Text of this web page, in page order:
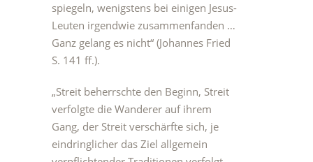
spiegeln, wenigstens bei einigen Jesus-
Leuten irgendwie zusammenfanden …
Ganz gelang es nicht“ (Johannes Fried
S. 141 ff.).
„Streit beherrschte den Beginn, Streit
verfolgte die Wanderer auf ihrem
Gang, der Streit verschärfte sich, je
eindringlicher das Ziel allgemein